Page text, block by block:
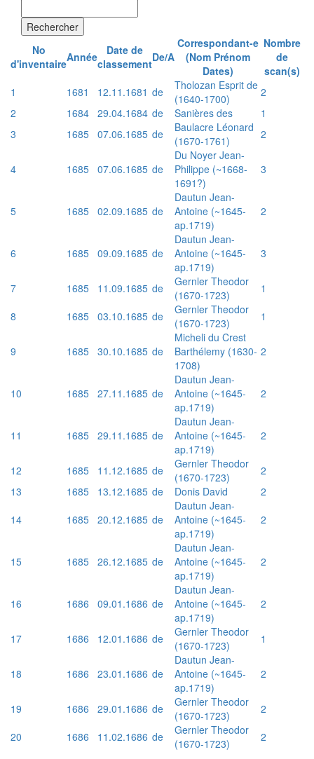
Rechercher
No
d'inventaireAnnée
Date de
classementDe/A
Correspondant-e
(Nom Prénom
Dates)
Nombre
de
scan(s)
1
1681 12.11.1681 de
Tholozan Esprit de
(1640-1700)
2
2
1684 29.04.1684 de Sanières des
1
3
1685 07.06.1685 de
Baulacre Léonard
(1670-1761)
2
4 1685 07.06.1685 de
Du Noyer Jean-
Philippe (~1668-
1691?)
3
5 1685 02.09.1685 de
Dautun Jean-
Antoine (~1645-
ap.1719)
2
6 1685 09.09.1685 de
Dautun Jean-
Antoine (~1645-
ap.1719)
3
7 1685 11.09.1685 de
Gernler Theodor
(1670-1723)
1
8
1685 03.10.1685 de
Gernler Theodor
(1670-1723)
1
9 1685 30.10.1685 de
Micheli du Crest
Barthélemy (1630-
1708)
2
10 1685 27.11.1685 de
Dautun Jean-
Antoine (~1645-
ap.1719)
2
11 1685 29.11.1685 de
Dautun Jean-
Antoine (~1645-
ap.1719)
2
12 1685 11.12.1685 de
Gernler Theodor
(1670-1723)
2
13
1685 13.12.1685 de Donis David
2
14
1685 20.12.1685 de
Dautun Jean-
Antoine (~1645-
ap.1719)
2
15 1685 26.12.1685 de
Dautun Jean-
Antoine (~1645-
ap.1719)
2
16 1686 09.01.1686 de
Dautun Jean-
Antoine (~1645-
ap.1719)
2
17 1686 12.01.1686 de
Gernler Theodor
(1670-1723)
1
18 1686 23.01.1686 de
Dautun Jean-
Antoine (~1645-
ap.1719)
2
19 1686 29.01.1686 de
Gernler Theodor
(1670-1723)
2
20
1686 11.02.1686 de
Gernler Theodor
(1670-1723)
2